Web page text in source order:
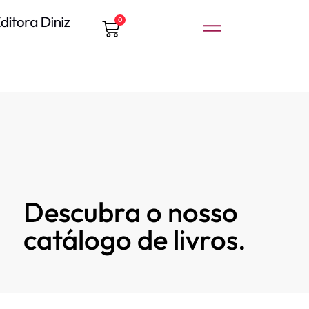
0
Descubra o nosso
catálogo de livros.